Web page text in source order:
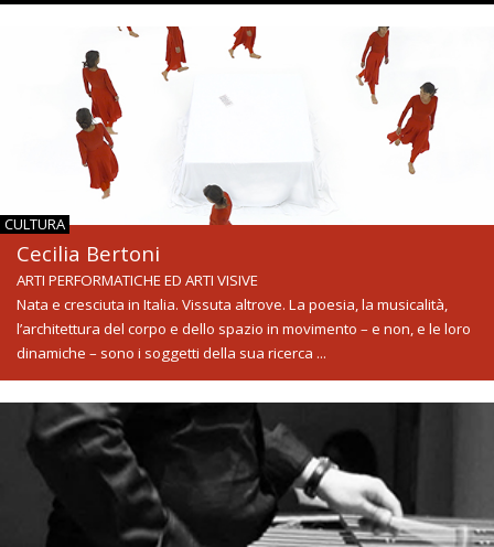
CULTURA
Cecilia Bertoni
ARTI PERFORMATICHE ED ARTI VISIVE
Nata e cresciuta in Italia. Vissuta altrove. La poesia, la musicalità,
l’architettura del corpo e dello spazio in movimento – e non, e le loro
dinamiche – sono i soggetti della sua ricerca ...